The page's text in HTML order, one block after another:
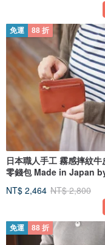
免運 88 折
日本職人手工 霧感摔紋牛
零錢包 Made in Japan
NT$ 2,464 NT$ 2,800
免運 88 折